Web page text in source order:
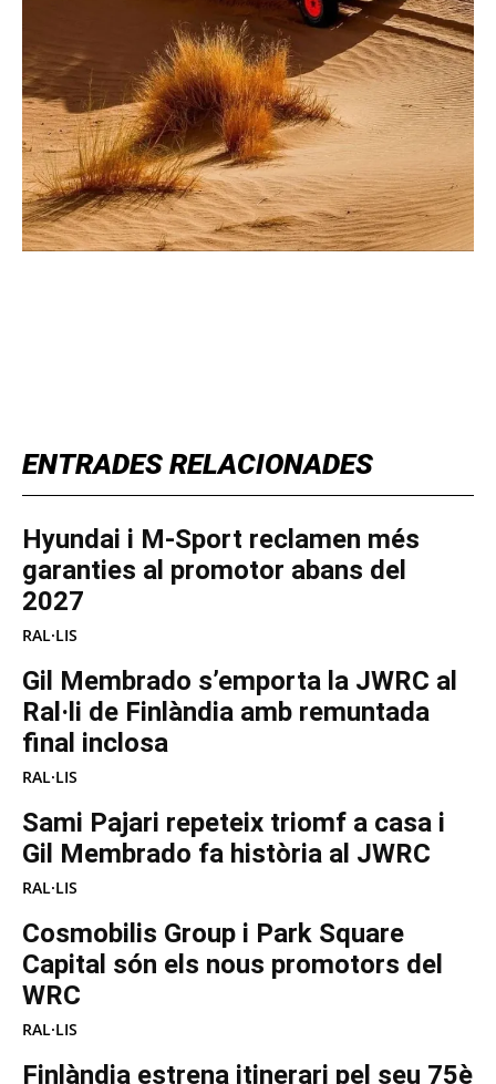
ENTRADES RELACIONADES
Hyundai i M-Sport reclamen més
garanties al promotor abans del
2027
RAL·LIS
Gil Membrado s’emporta la JWRC al
Ral·li de Finlàndia amb remuntada
final inclosa
RAL·LIS
Sami Pajari repeteix triomf a casa i
Gil Membrado fa història al JWRC
RAL·LIS
Cosmobilis Group i Park Square
Capital són els nous promotors del
WRC
RAL·LIS
Finlàndia estrena itinerari pel seu 75è